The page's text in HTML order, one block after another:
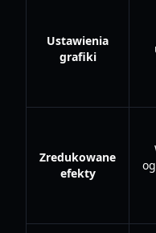
Ustawienia
grafiki
Zredukowane
efekty